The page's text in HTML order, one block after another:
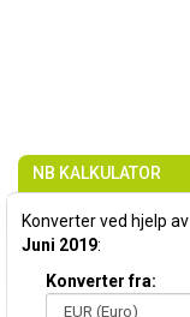
NB KALKULATOR
Konverter ved hjelp av
Juni 2019:
Konverter fra: